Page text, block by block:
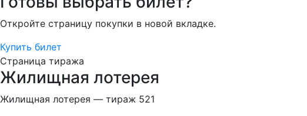
Откройте страницу покупки в новой вкладке.
Купить билет
Страница тиража
Жилищная лотерея
Жилищная лотерея — тираж 521